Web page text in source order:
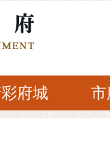
府城 市